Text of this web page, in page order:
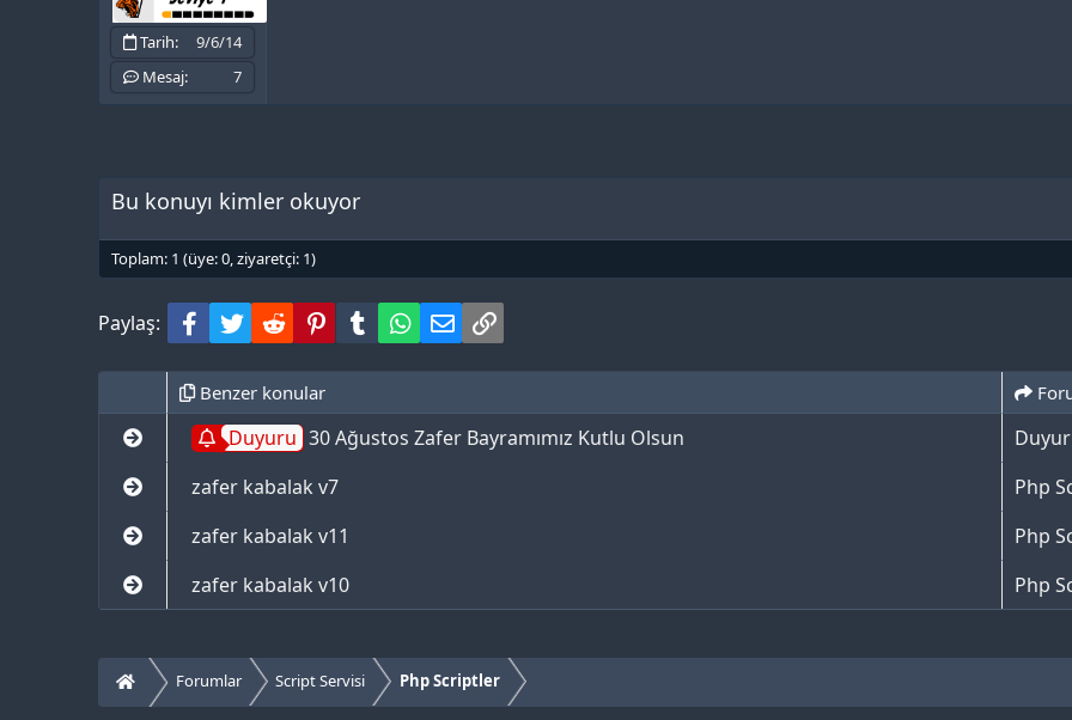
Tarih
9/6/14
Mesaj
7
Bu konuyı kimler okuyor
Toplam: 1 (üye: 0, ziyaretçi: 1)
Paylaş: FacebookTwitterReddit PinterestTumblrWhatsApp
e-Posta
Benzer konular
Duyuru 30 Ağustos Zafer Bayramımız Kutlu Olsun
zafer kabalak v7
Php
zafer kabalak v11
Php
zafer kabalak v10
Php
Forumlar Script Servisi Php Scriptler